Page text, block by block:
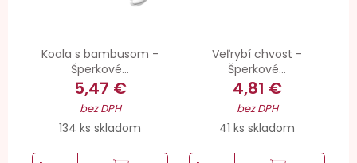
Koala s bambusom -
Šperkové...
5,47 €
bez DPH
134 ks skladom
Veľrybí chvost -
Šperkové...
4,81 €
bez DPH
41 ks skladom